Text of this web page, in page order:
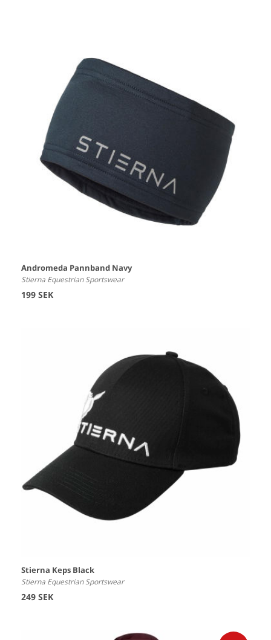
Andromeda Pannband Navy
Stierna Equestrian Sportswear
199 SEK
Stierna Keps Black
Stierna Equestrian Sportswear
249 SEK